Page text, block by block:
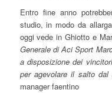
Entro fine anno
studio, in modo da
oggi vede in Ghiotto e
Generale di Aci Sport
a disposizione dei
per agevolare il salto
manager faentino